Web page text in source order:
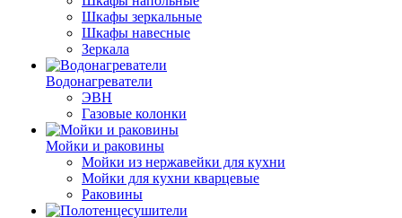
Шкафы зеркальные
Шкафы навесные
Зеркала
Водонагреватели
ЭВН
Газовые колонки
Мойки и раковины
Мойки из нержавейки для кухни
Мойки для кухни кварцевые
Раковины